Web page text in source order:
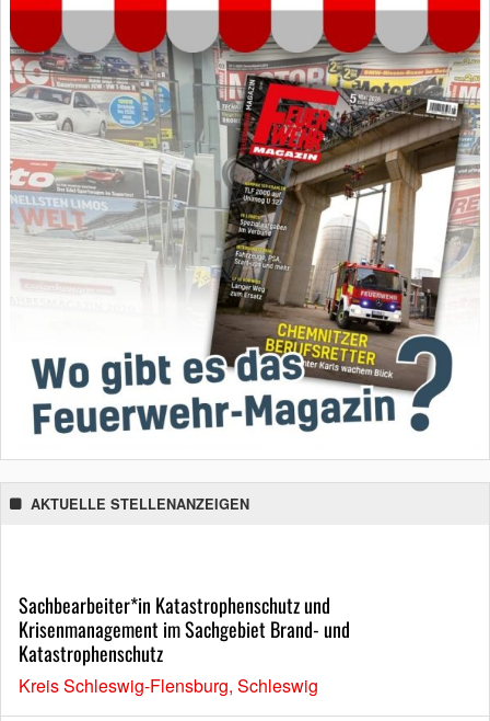
AKTUELLE STELLENANZEIGEN
Sachbearbeiter*in Katastrophenschutz und
Krisenmanagement im Sachgebiet Brand- und
Katastrophenschutz
Kreis Schleswig-Flensburg, Schleswig